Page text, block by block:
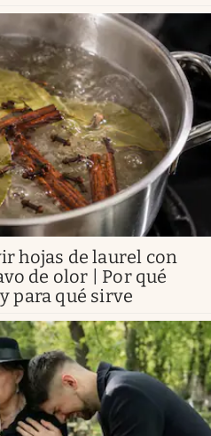
hojas de laurel con
de olor | Por qué
para qué sirve